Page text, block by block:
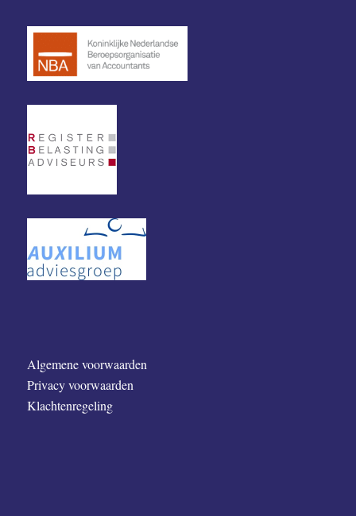
Algemene voorwaarden
Privacy voorwaarden
Klachtenregeling